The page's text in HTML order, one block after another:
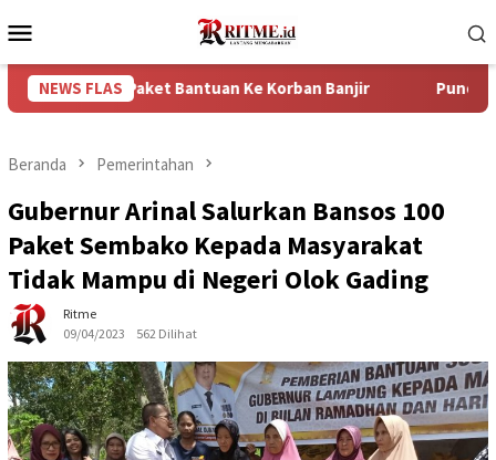
ke
Mobile
NEWS FLAS
Paket Bantuan Ke Korban Banjir Puncak Arus Balik
Beranda Pemerintahan
Gubernur Arinal Salurkan Bansos 100
Paket Sembako Kepada Masyarakat
Tidak Mampu di Negeri Olok Gading
Ritme
09/04/2023
562 Dilihat